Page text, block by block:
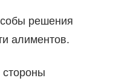
решения
алиментов.